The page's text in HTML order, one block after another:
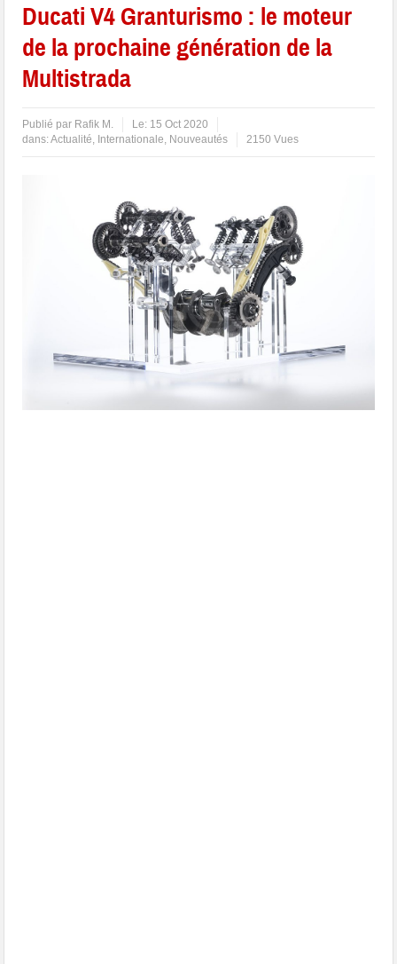
Ducati V4 Granturismo : le moteur
de la prochaine génération de la
Multistrada
Publié par Rafik M. Le: 15 Oct 2020
dans:Actualité, Internationale, Nouveautés 2150 Vues